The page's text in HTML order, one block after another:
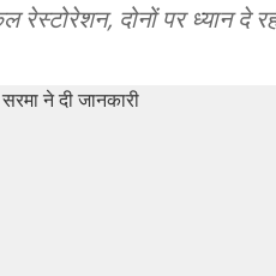
दोनों पर ध्यान दे